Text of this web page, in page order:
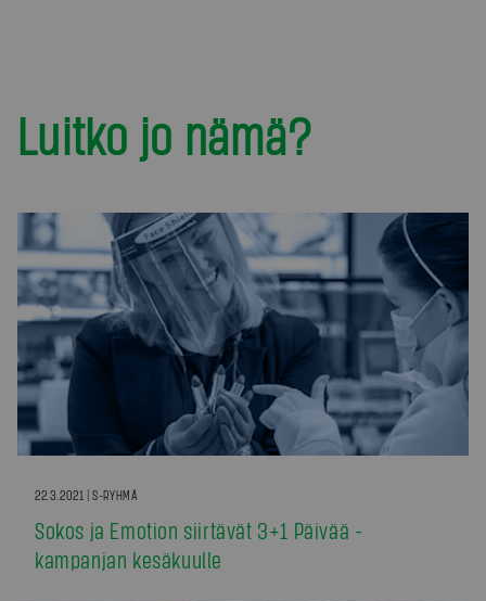
Luitko jo nämä?
22.3.2021 | S-RYHMÄ
Sokos ja Emotion siirtävät 3+1 Päivää -
kampanjan kesäkuulle